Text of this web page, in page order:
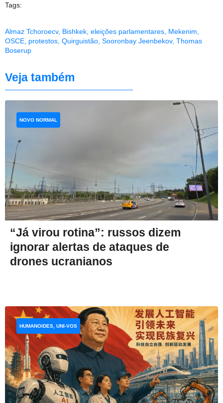
Tags:
Almaz Tchoroecv, Bishkek eleições parlamentares Mekenim
OSCE protestos Quirguistão Sooronbay Jeenbekov, Thomas
Boserup
Veja também
“Já virou rotina”: russos dizem
ignorar alertas de ataques de
drones ucranianos
NOVO NORMAL
HUMANOIDES, UNI-VOS